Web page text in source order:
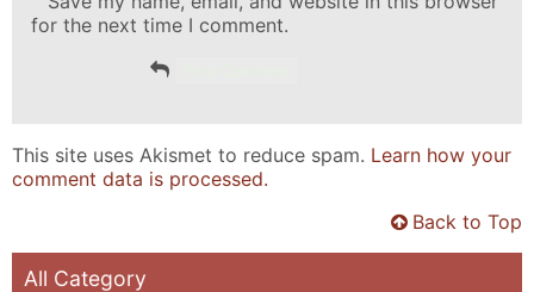
for the next time I comment.
This site uses Akismet to reduce spam. Learn how your
comment data is processed.
Back to Top
All Category